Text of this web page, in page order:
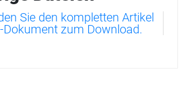
Sie den kompletten Artikel
Dokument zum Download.